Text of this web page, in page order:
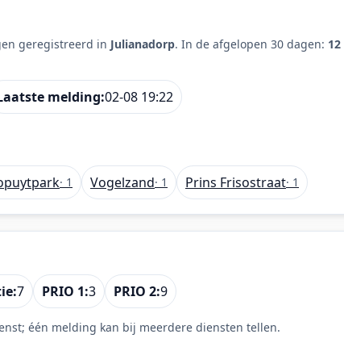
geregistreerd in Julianadorp. In de afgelopen 30 dagen: 12
melding:02-08 19:22
· 1 Vogelzand· 1 Prins Frisostraat· 1
7 PRIO 1:3 PRIO 2:9
één melding kan bij meerdere diensten tellen.